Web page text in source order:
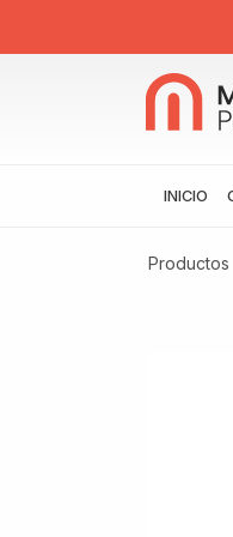
INICIO
Productos